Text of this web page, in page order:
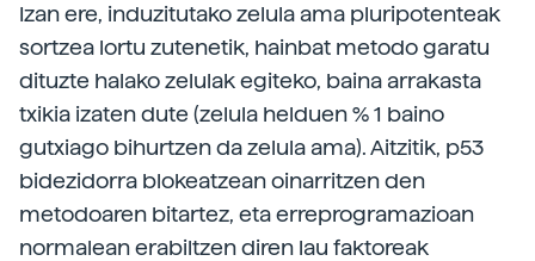
Izan ere, induzitutako zelula ama pluripotenteak
sortzea lortu zutenetik, hainbat metodo garatu
dituzte halako zelulak egiteko, baina arrakasta
txikia izaten dute (zelula helduen % 1 baino
gutxiago bihurtzen da zelula ama). Aitzitik, p53
bidezidorra blokeatzean oinarritzen den
metodoaren bitartez, eta erreprogramazioan
normalean erabiltzen diren lau faktoreak